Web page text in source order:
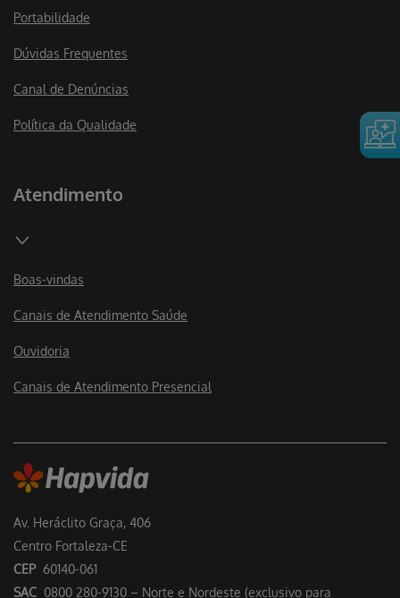
Av. Heráclito Graça, 406
Centro Fortaleza-CE
CEP 60140-061
SAC 0800 280-9130 – Norte e Nordeste (exclusivo para
Portabilidade
Dúvidas Frequentes
Canal de Denúncias
Política da Qualidade
Atendimento
Boas-vindas
Canais de Atendimento Saúde
Ouvidoria
Canais de Atendimento Presencial